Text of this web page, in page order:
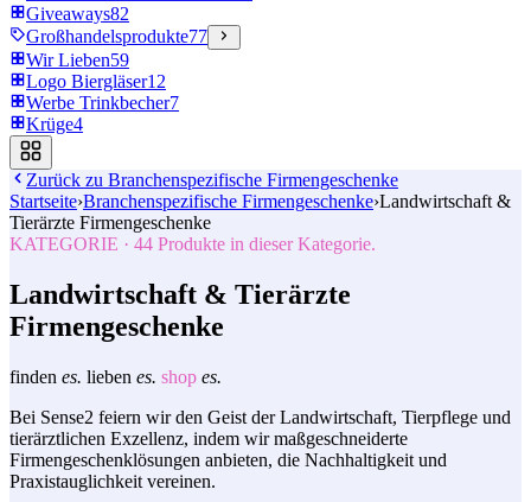
Giveaways82
Großhandelsprodukte77
Wir Lieben59
Logo Biergläser12
Werbe Trinkbecher7
Krüge4
Zurück zu Branchenspezifische Firmengeschenke
Startseite›Branchenspezifische Firmengeschenke›Landwirtschaft &
Tierärzte Firmengeschenke
KATEGORIE · 44 Produkte in dieser Kategorie.
Landwirtschaft & Tierärzte
Firmengeschenke
finden es. lieben es. shop es.
Bei Sense2 feiern wir den Geist der Landwirtschaft, Tierpflege und
tierärztlichen Exzellenz, indem wir maßgeschneiderte
Firmengeschenklösungen anbieten, die Nachhaltigkeit und
Praxistauglichkeit vereinen.